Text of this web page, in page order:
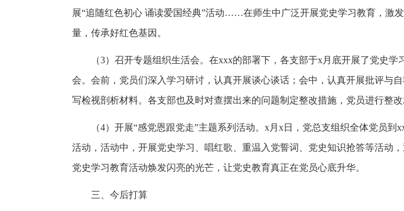
展“追随红色初心 诵读爱国经典”活动……在师生中广泛开展党史学习教育，激
量，传承好红色基因。
（3）召开专题组织生活会。在xxx的部署下，各支部于x月底开展了党史学
会。会前，党员们深入学习研讨，认真开展谈心谈话；会中，认真开展批评与
写检视剖析材料。各支部也及时对查摆出来的问题制定整改措施，党员进行整改
（4）开展“感党恩跟党走”主题系列活动。x月x日，党总支组织全体党员到
活动，活动中，开展党史学习、唱红歌、重温入党誓词、党史知识抢答等活动
党史学习教育活动焕发闪亮的光芒，让党史教育真正在党员心底升华。
三、今后打算